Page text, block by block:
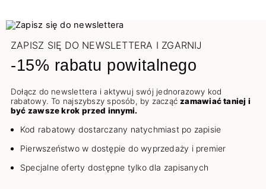
ZAPISZ SIĘ DO NEWSLETTERA I ZGARNIJ
-15% rabatu powitalnego
Dołącz do newslettera i aktywuj swój jednorazowy kod
rabatowy. To najszybszy sposób, by zacząćzamawiać taniej i
być zawsze krok przed innymi.
Kod rabatowy dostarczany natychmiast po zapisie
Pierwszeństwo w dostępie do wyprzedaży i premier
Specjalne oferty dostępne tylko dla zapisanych